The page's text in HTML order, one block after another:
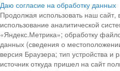
Даю согласие на обработку данных
Продолжая использовать наш сайт,
использование аналитической
«Яндекс.Метрика»; обработку
данных (сведения о
версия Браузера; тип устройства и
источник откуда пришел на сайт